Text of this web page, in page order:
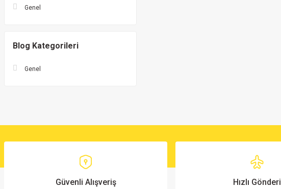
Genel
Blog Kategorileri
Genel
Güvenli Alışveriş Hızlı Gönderi